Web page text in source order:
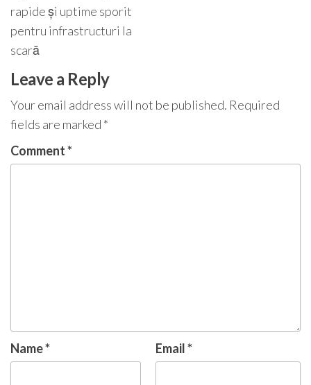
rapide și uptime sporit
pentru infrastructuri la
scară
Leave a Reply
Your email address will not be published. Required
fields are marked *
Comment*
Name* Email*